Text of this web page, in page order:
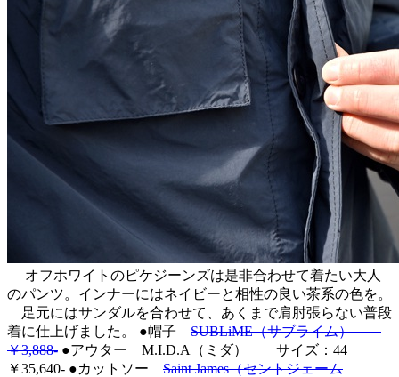
オフホワイトのピケジーンズは是非合わせて着たい大人
のパンツ。インナーにはネイビーと相性の良い茶系の色を。
足元にはサンダルを合わせて、あくまで肩肘張らない普段
着に仕上げました。 ●帽子 SUBLiME（サブライム）
￥3,888- ●アウター M.I.D.A（ミダ） サイズ：44
￥35,640- ●カットソー Saint James（セントジェーム